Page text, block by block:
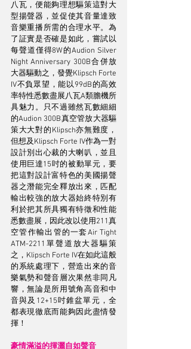
八瓦，便能夠理想驅策這對大
型揚聲器，並促使其音量達致
音樂重播所需的合理水平。為
了証實是否確是如此，嘗試以
每聲道僅得8W的Audion Silver
Night Anniversary 300B合併放
大器驅動之，發覺Klipsch Forte
IV不負眾望，能以99dB的高效
率特性悉數盡展八瓦A類膽機所
具魅力。只不過雖然瓦數細細
的Audion 300B真空管放大器驅
策大大對的Klipsch亦無難度，
但想及Klipsch Forte IV作為一對
設計別出心裁的大喇叭，並且
使用巨達15吋的被動單元，要
把這對設計富特色的美國揚聲
器之潛能完全釋放出來，匹配
輸出較強的放大器始終特別有
利於把其所具獨有特徵和性能
悉數盡展，因此改以使用211真
空管作輸出管的一套Air Tight
ATM-2211單聲道放大器驅策
之，Klipsch Forte IV在如此這般
的系統處理下，營造出來的音
樂氣勢和聲音層次果然非同凡
響，無論是所用號角高音和中
音與及12+15吋錐盆單元，全
都表現徹底而能夠因此盡情發
揮！
豪情滿溢的揮灑自如聲音